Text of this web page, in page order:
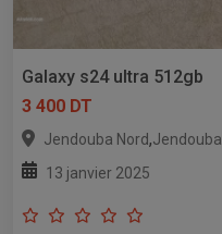
Galaxy s24 ultra 512gb
3 400 DT
Jendouba Nord,Jendouba
13 janvier 2025